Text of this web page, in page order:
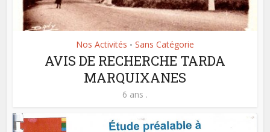
Nos Activités • Sans Catégorie
AVIS DE RECHERCHE TARDA
MARQUIXANES
6 ans .